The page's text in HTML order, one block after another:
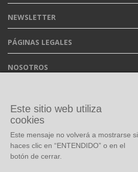
NEWSLETTER
PÁGINAS LEGALES
NOSOTROS
ETIQUETAS POPULARES
Este sitio web utiliza
cookies
Este mensaje no volverá a mostrarse si
haces clic en “ENTENDIDO” o en el
botón de cerrar.